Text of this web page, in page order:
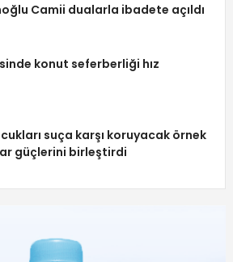
Camii dualarla ibadete açıldı
konut seferberliği hız
suça karşı koruyacak örnek
güçlerini birleştirdi